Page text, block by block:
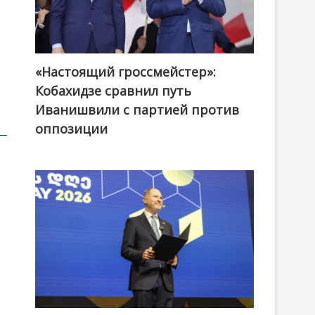
@ქართული ოცნება / Georgian Dream
«Настоящий гроссмейстер»:
Кобахидзе сравнил путь
Иванишвили с партией против
оппозиции